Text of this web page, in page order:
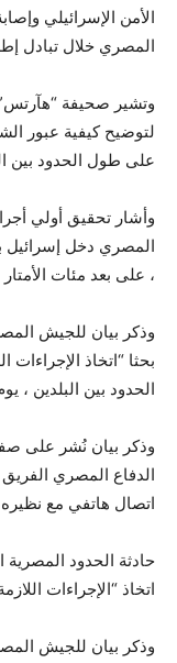
المصري خلال تبادل
وتشير صحيفة
لتوضيح كيفية عبور
على طول الحدود بين
وأشار تحقيق أولي
المصري دخل إسرائيل
، على بعد مئات
وذكر بيان للجيش
بحثا “اتخاذ الإجراءات
الحدود بين البلدين ،
وذكر بيان نُشر على
الدفاع المصري
اتصال هاتفي مع نظيره
حادثة الحدود المصرية
اتخاذ “الإجراءات
وذكر بيان للجيش